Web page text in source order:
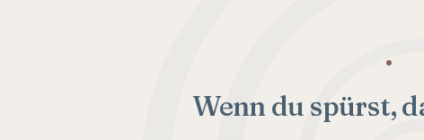
Wenn du spürst,